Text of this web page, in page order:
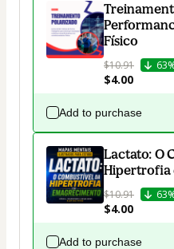
Físico
$10.91
$4.00
Add to purchase
Lactato: O
Hipertrofia
$10.91
$4.00
Add to purchase